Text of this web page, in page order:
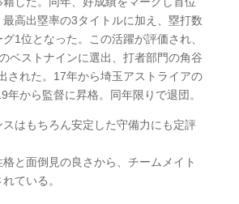
高出塁率の3タイトルに加え、塁打数
1位となった。この活躍が評価され、
ベストナインに選出、打者部門の角谷
された。17年から埼玉アストライアの
年から監督に昇格。同年限りで退団。
はもちろん安定した守備力にも定評
と面倒見の良さから、チームメイト
ている。